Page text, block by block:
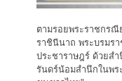
ตามรอยพระราชกรณี
ราชินีนาถ พระบรมร
ประชาราษฎร์ ด้วยส
รันดร์น้อมสำนึกในพ